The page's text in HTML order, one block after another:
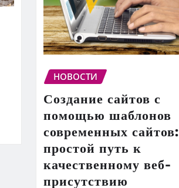
НОВОСТИ
Создание сайтов с
помощью шаблонов
современных сайтов:
простой путь к
качественному веб-
присутствию